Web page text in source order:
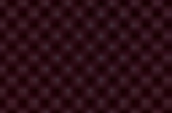
al coronavirus. Esta situación sin
más alternativa que pagar, acudan a
que no puedan ocultarse y
contribuyendo a la escasez de
ordinarios.